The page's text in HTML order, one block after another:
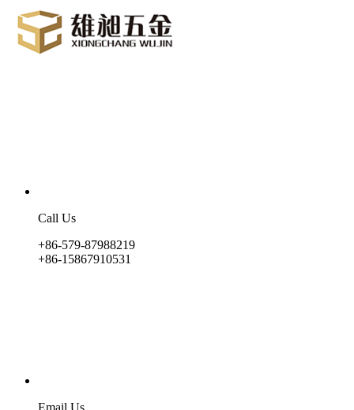
Call Us
+86-579-87988219
+86-15867910531
Email Us